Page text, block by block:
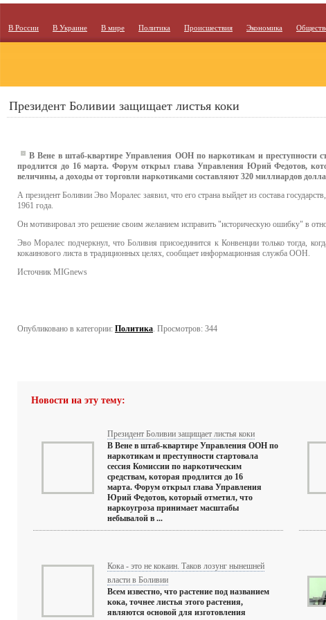
В России В Украине В мире Политика Происшествия Экономика
Президент Боливии защищает листья коки
В Вене в штаб-квартире Управления ООН по наркотикам и преступности
продлится до 16 марта. Форум открыл глава Управления Юрий Федотов,
величины, а доходы от торговли наркотиками составляют 320 миллиардов
А президент Боливии Эво Моралес заявил, что его страна выйдет из состава
1961 года.
Он мотивировал это решение своим желанием исправить "историческую ошибку" в
Эво Моралес подчеркнул, что Боливия присоединится к Конвенции только тогда,
кокаинового листа в традиционных целях, сообщает информационная служба ООН.
Источник MIGnews
Опубликовано в категории: Политика. Просмотров: 344
Новости на эту тему:
Президент Боливии защищает листья коки
В Вене в штаб-квартире Управления ООН по
наркотикам и преступности стартовала
сессия Комиссии по наркотическим
средствам, которая продлится до 16
марта. Форум открыл глава Управления
Юрий Федотов, который отметил, что
наркоугроза принимает масштабы
небывалой в ...
Кока - это не кокаин. Таков лозунг нынешней
власти в Боливии
Всем известно, что растение под названием
кока, точнее листья этого растения,
являются основой для изготовления